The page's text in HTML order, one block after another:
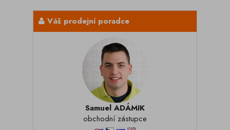
Váš prodejní poradce
Samuel ADÁMIK
obchodní zástupce